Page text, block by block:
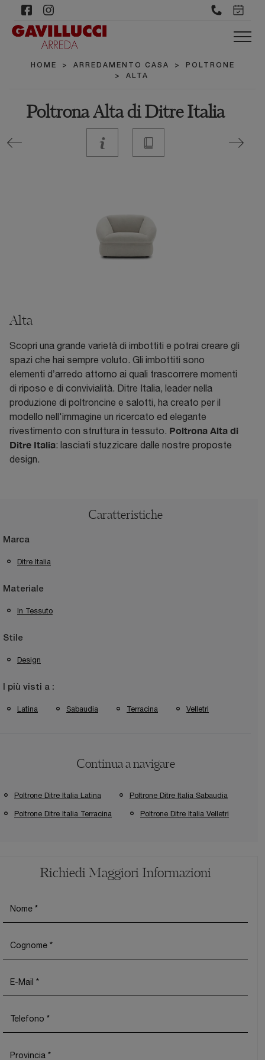
HOME > ARREDAMENTO CASA >
POLTRONE
>
ALTA
Poltrona Alta di Ditre Italia
Alta
Scopri una grande varietà di imbottiti e potrai creare gli
spazi che hai sempre voluto. Gli imbottiti sono
elementi d’arredo attorno ai quali trascorrere momenti
di riposo e di convivialità. Ditre Italia, leader nella
produzione di poltroncine e salotti, ha creato per il
modello nell'immagine un ricercato ed elegante
rivestimento con struttura in tessuto. Poltrona Alta di
Ditre Italia: lasciati stuzzicare dalle nostre proposte
design.
Caratteristiche
Marca
Ditre Italia
Materiale
In Tessuto
Stile
Design
I più visti a :
Latina Sabaudia Terracina Velletri
Continua a navigare
Poltrone Ditre Italia Latina Poltrone Ditre Italia Sabaudia
Poltrone Ditre Italia Terracina Poltrone Ditre Italia Velletri
Richiedi Maggiori Informazioni